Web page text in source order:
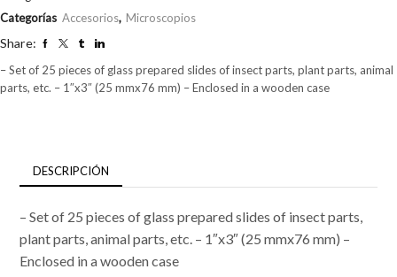
Categorías Accesorios, Microscopios
Share:
– Set of 25 pieces of glass prepared slides of insect parts, plant parts, animal
parts, etc. – 1″x3″ (25 mmx76 mm) – Enclosed in a wooden case
DESCRIPCIÓN
– Set of 25 pieces of glass prepared slides of insect parts,
plant parts, animal parts, etc. – 1″x3″ (25 mmx76 mm) –
Enclosed in a wooden case